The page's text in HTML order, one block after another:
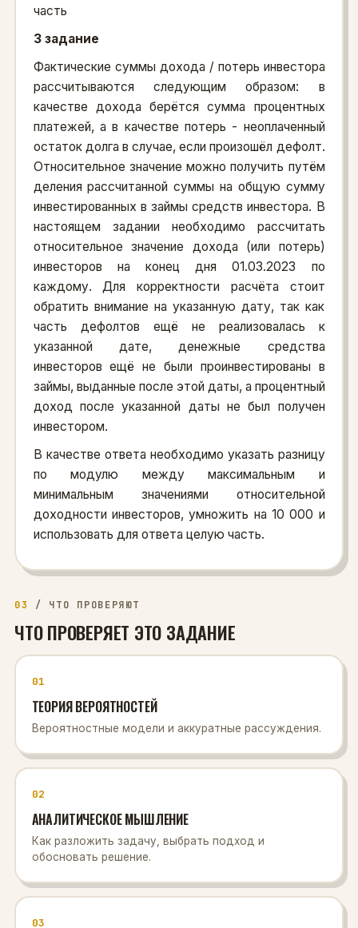
часть
3 задание
Фактические суммы дохода / потерь инвестора
рассчитываются следующим образом: в
качестве дохода берётся сумма процентных
платежей, а в качестве потерь - неоплаченный
остаток долга в случае, если произошёл дефолт.
Относительное значение можно получить путём
деления рассчитанной суммы на общую сумму
инвестированных в займы средств инвестора. В
настоящем задании необходимо рассчитать
относительное значение дохода (или потерь)
инвесторов на конец дня 01.03.2023 по
каждому. Для корректности расчёта стоит
обратить внимание на указанную дату, так как
часть дефолтов ещё не реализовалась к
указанной дате, денежные средства
инвесторов ещё не были проинвестированы в
займы, выданные после этой даты, а процентный
доход после указанной даты не был получен
инвестором.
В качестве ответа необходимо указать разницу
по модулю между максимальным и
минимальным значениями относительной
доходности инвесторов, умножить на 10 000 и
использовать для ответа целую часть.
03 / ЧТО ПРОВЕРЯЮТ
ЧТО ПРОВЕРЯЕТ ЭТО ЗАДАНИЕ
01
ТЕОРИЯ ВЕРОЯТНОСТЕЙ
Вероятностные модели и аккуратные рассуждения.
02
АНАЛИТИЧЕСКОЕ МЫШЛЕНИЕ
Как разложить задачу, выбрать подход и
обосновать решение.
03